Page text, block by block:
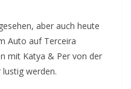
aber auch heute
Auto auf Terceira
mit Katya & Per von der
lustig werden.